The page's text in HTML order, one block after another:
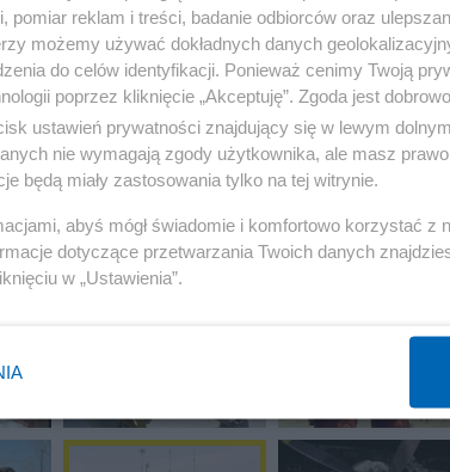
reklam i treści, badanie odbiorców oraz
możemy używać dokładnych danych
do celów identyfikacji. Ponieważ cenimy Twoją
poprzez kliknięcie „Akceptuję”. Zgoda jest
ustawień prywatności znajdujący się w lewym
nie wymagają zgody użytkownika, ale masz
będą miały zastosowania tylko na tej witrynie.
abyś mógł świadomie i komfortowo korzystać z
dotyczące przetwarzania Twoich danych
w „Ustawienia”.